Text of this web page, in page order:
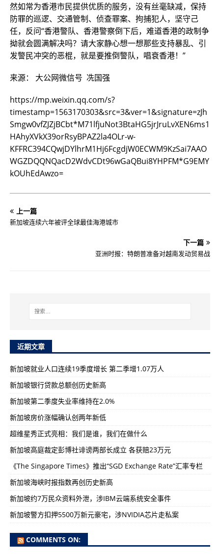
然如常为香港市民提供优质的服务，没有丝毫缺减，保持
防罪的巡逻、交通管制、侦查罪案、拘捕犯人，坚守己
任，反问“香港警队、香港警察倒下后，难道香港的政制争
拗就会圆满解决吗？请大家静心想一想那些支持暴乱、引
发警民冲突的恶棍，就是要推倒警队，唱衰香港！”
来源： 大公网微信号 冼国强
https://mp.weixin.qq.com/s?
timestamp=1563170303&src=3&ver=1&signature=zJh
Smgw0vfZJZjBCbt*M71lfjuNot3BtaHG5jrJruLvXEN6ms1
HAhyXVkX39orRsyBPAZ2la4OLr-w-
KFFRC394CQwjDYlhrM1Hj6FcgdjW0ECWM9KzSai7AAO
WGZDQQNQacD2WdvCDt96wGaQBui8YHPFM*G9EMY
kOUhEdAwzo=
上一篇
新加坡连续六年被评全球最佳海港城市
下一篇
亚洲时报：特朗普准备对越南发动贸易战
近期文章
新加坡就业人口连续19季度增长 第二季增1.07万人
新加坡银行贷款总额创历史新高
新加坡第二季度失业率维持在2.0%
新加坡房价涨幅确认创两年新低
超维星秀正式亮相：我们是谁，我们在做什么
新加坡高庭裁定彭博社诽谤两部长成立 各获赔23万元
《The Singapore Times》推出“SGD Exchange Rate”汇率专栏
新加坡海峡时报指数再创历史新高
新加坡约7万民众资料外泄，涉IBM云端系统安全事件
新加坡警方扣押5500万新元豪宅，涉NVIDIA芯片走私案
COMMENTS ON: